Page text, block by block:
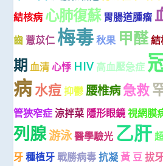
結核病 心肺復蘇 胃腸道腫瘤
齒 薏苡仁 梅毒 秋果 甲醛
期 血清 心悸 HIV 高血壓急症
病水痘 抑鬱 腰椎病急救
管狹窄症 涼拌菜 隱形眼鏡視網膜
列腺游泳醫學驗光 乙肝
牙 種植牙 戰勝病毒 抗凝 黃 豆 拔